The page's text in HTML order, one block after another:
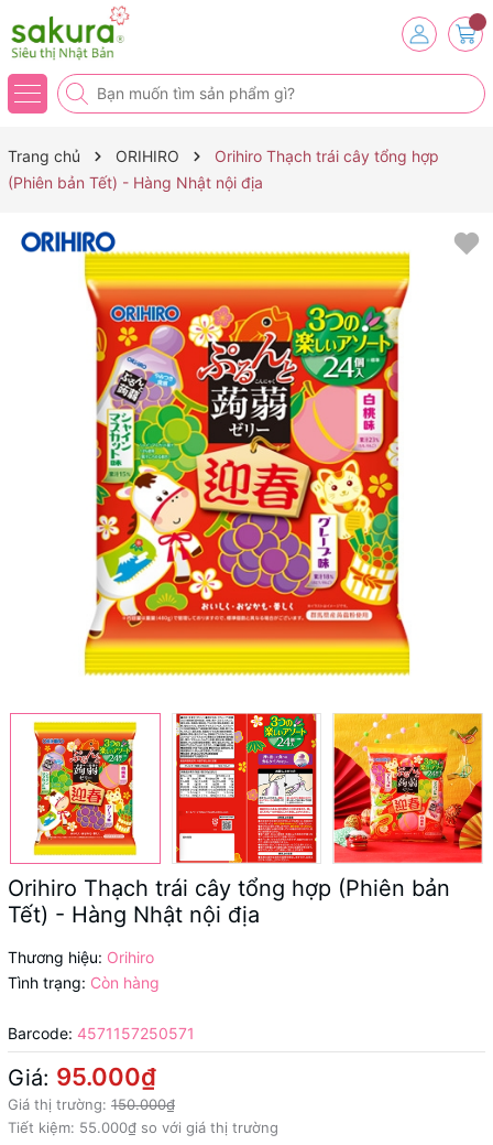
Trang chủ ORIHIRO
Orihiro Thạch trái cây tổng hợp
(Phiên bản Tết) - Hàng Nhật nội địa
Orihiro Thạch trái cây tổng hợp (Phiên bản
Tết) - Hàng Nhật nội địa
Thương hiệu: Orihiro
Tình trạng: Còn hàng
Barcode: 4571157250571
Giá: 95.000₫
Giá thị trường: 150.000₫
Tiết kiệm: 55.000₫ so với giá thị trường